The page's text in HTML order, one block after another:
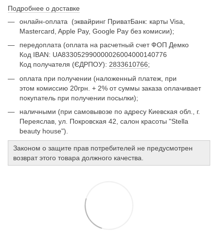
Подробнее о доставке
онлайн-оплата
(эквайринг ПриватБанк: карты Visa,
Mastercard, Apple Pay, Google Pay без комисии);
передоплата (оплата на расчетный счет ФОП Демко
Код IBAN: UA833052990000026004000140776
Код получателя (ЄДРПОУ): 2833610766;
оплата при получении (наложенный платеж, при
этом комиссию 20грн. + 2% от суммы заказа оплачивает
покупатель при получении посылки);
наличными (при самовывозе по адресу Киевская обл., г.
Переяслав, ул. Покровская 42, салон красоты "Stella
beauty house").
Законом о защите прав потребителей не предусмотрен
возврат этого товара должного качества.